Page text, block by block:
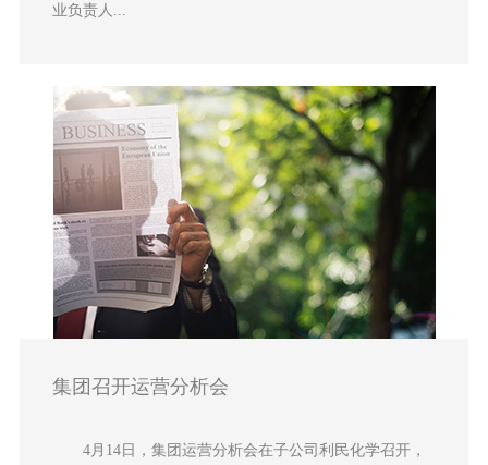
业负责人...
集团召开运营分析会
4月14日，集团运营分析会在子公司利民化学召开，